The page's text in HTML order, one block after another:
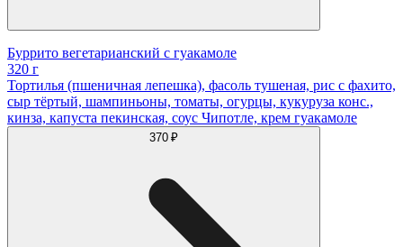
Буррито вегетарианский с гуакамоле
320 г
Тортилья (пшеничная лепешка), фасоль тушеная, рис с фахито,
сыр тёртый, шампиньоны, томаты, огурцы, кукуруза конс.,
кинза, капуста пекинская, соус Чипотле, крем гуакамоле
370 ₽